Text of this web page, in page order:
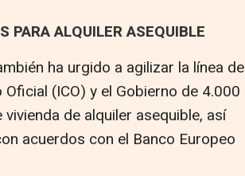
PARA ALQUILER ASEQUIBLE
ha urgido a agilizar la línea de
(ICO) y el Gobierno de 4.000
de alquiler asequible, así
acuerdos con el Banco Europeo